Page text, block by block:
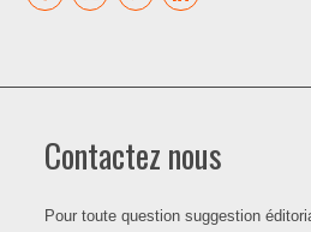
Contactez nous
Pour toute question suggestion